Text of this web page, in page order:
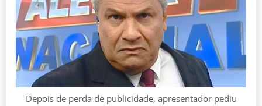
Depois de perda de publicidade, apresentador pediu